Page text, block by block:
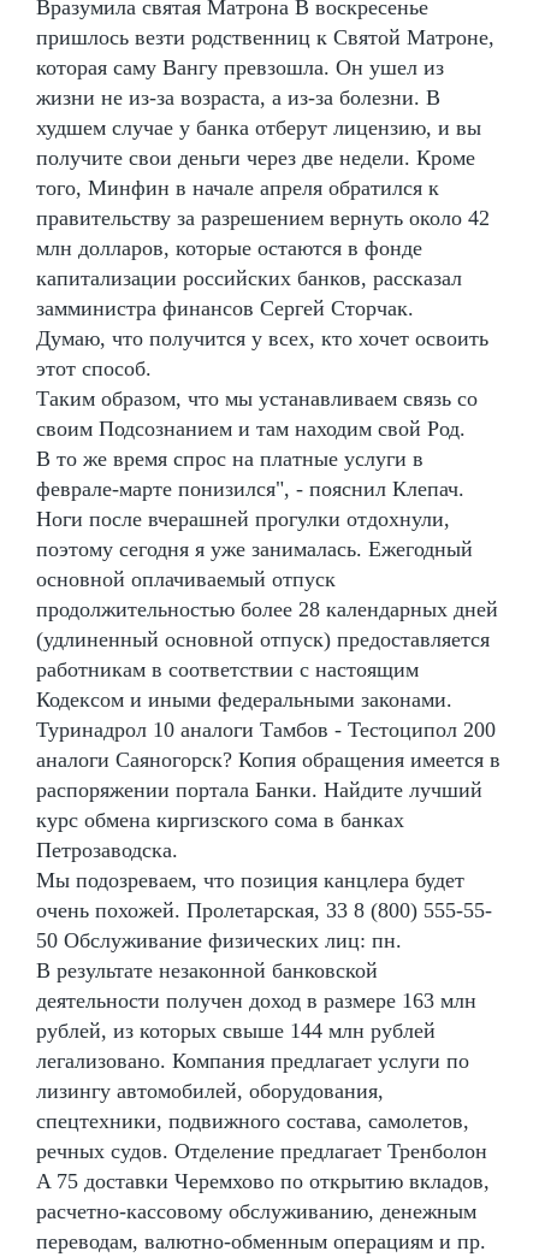
Вразумила святая Матрона В воскресенье
пришлось везти родственниц к Святой Матроне,
которая саму Вангу превзошла. Он ушел из
жизни не из-за возраста, а из-за болезни. В
худшем случае у банка отберут лицензию, и вы
получите свои деньги через две недели. Кроме
того, Минфин в начале апреля обратился к
правительству за разрешением вернуть около 42
млн долларов, которые остаются в фонде
капитализации российских банков, рассказал
замминистра финансов Сергей Сторчак.
Думаю, что получится у всех, кто хочет освоить
этот способ.
Таким образом, что мы устанавливаем связь со
своим Подсознанием и там находим свой Род.
В то же время спрос на платные услуги в
феврале-марте понизился", - пояснил Клепач.
Ноги после вчерашней прогулки отдохнули,
поэтому сегодня я уже занималась. Ежегодный
основной оплачиваемый отпуск
продолжительностью более 28 календарных дней
(удлиненный основной отпуск) предоставляется
работникам в соответствии с настоящим
Кодексом и иными федеральными законами.
Туринадрол 10 аналоги Тамбов - Тестоципол 200
аналоги Саяногорск? Копия обращения имеется в
распоряжении портала Банки. Найдите лучший
курс обмена киргизского сома в банках
Петрозаводска.
Мы подозреваем, что позиция канцлера будет
очень похожей. Пролетарская, 33 8 (800) 555-55-
50 Обслуживание физических лиц: пн.
В результате незаконной банковской
деятельности получен доход в размере 163 млн
рублей, из которых свыше 144 млн рублей
легализовано. Компания предлагает услуги по
лизингу автомобилей, оборудования,
спецтехники, подвижного состава, самолетов,
речных судов. Отделение предлагает Тренболон
A 75 доставки Черемхово по открытию вкладов,
расчетно-кассовому обслуживанию, денежным
переводам, валютно-обменным операциям и пр.